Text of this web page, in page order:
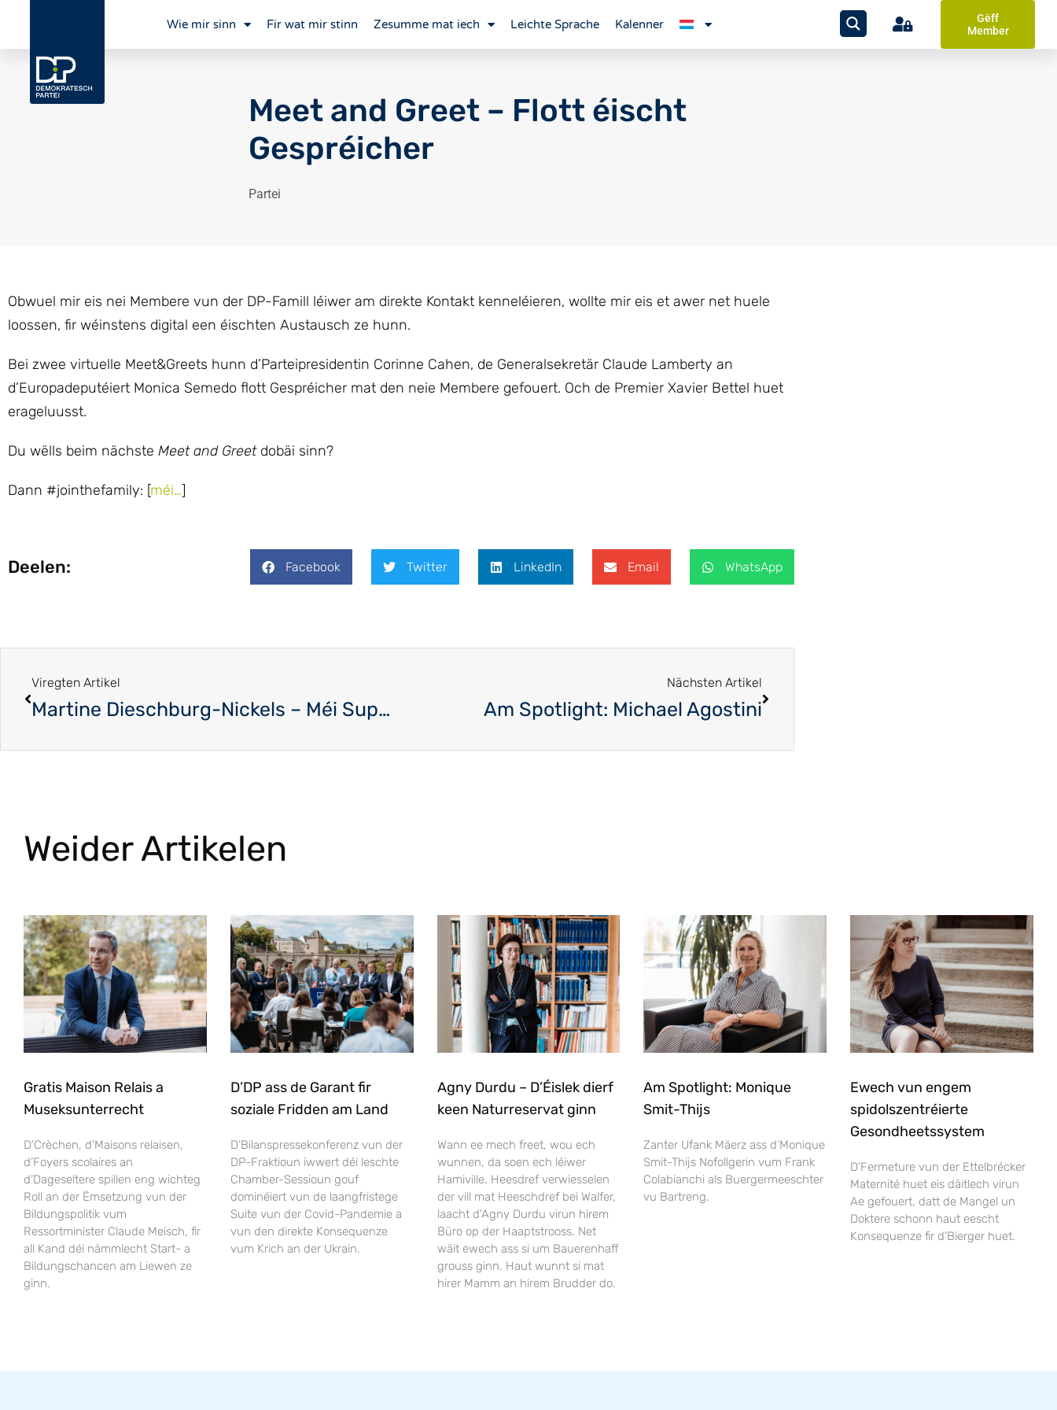
Wie mir sinn Fir wat mir stinn Zesumme mat iech Leichte Sprache Kalenner
Gëff
Member
Meet and Greet – Flott éischt
Gespréicher
Partei
Obwuel mir eis nei Membere vun der DP-Famill léiwer am direkte Kontakt kenneléieren, wollte mir eis et awer net huele
loossen, fir wéinstens digital een éischten Austausch ze hunn.
Bei zwee virtuelle Meet&Greets hunn d’Parteipresidentin Corinne Cahen, de Generalsekretär Claude Lamberty an
d’Europadeputéiert Monica Semedo flott Gespréicher mat den neie Membere gefouert. Och de Premier Xavier Bettel huet
erageluusst.
Du wëlls beim nächste Meet and Greetdobäi sinn?
Dann #jointhefamily: [méi…]
Deelen: Facebook Twitter LinkedIn Email WhatsApp
Viregten Artikel
Martine Dieschburg-Nickels – Méi Support fir d’Gemengen
Nächsten Artikel
Am Spotlight: Michael Agostini
Weider Artikelen
Gratis Maison Relais a
Museksunterrecht
D’Crèchen, d’Maisons relaisen,
d’Foyers scolaires an
d’Dageseltere spillen eng wichteg
Roll an der Ëmsetzung vun der
Bildungspolitik vum
Ressortminister Claude Meisch, fir
all Kand déi nämmlecht Start- a
Bildungschancen am Liewen ze
ginn.
D’DP ass de Garant fir
soziale Fridden am Land
D’Bilanspressekonferenz vun der
DP-Fraktioun iwwert déi leschte
Chamber-Sessioun gouf
dominéiert vun de laangfristege
Suite vun der Covid-Pandemie a
vun den direkte Konsequenze
vum Krich an der Ukrain.
Agny Durdu – D’Éislek dierf
keen Naturreservat ginn
Wann ee mech freet, wou ech
wunnen, da soen ech léiwer
Hamiville. Heesdref verwiesselen
der vill mat Heeschdref bei Walfer,
laacht d’Agny Durdu virun hirem
Büro op der Haaptstrooss. Net
wäit ewech ass si um Bauerenhaff
grouss ginn. Haut wunnt si mat
hirer Mamm an hirem Brudder do.
Am Spotlight: Monique
Smit-Thijs
Zanter Ufank Mäerz ass d’Monique
Smit-Thijs Nofollgerin vum Frank
Colabianchi als Buergermeeschter
vu Bartreng.
Ewech vun engem
spidolszentréierte
Gesondheetssystem
D’Fermeture vun der Ettelbrécker
Maternité huet eis däitlech virun
Ae gefouert, datt de Mangel un
Doktere schonn haut eescht
Konsequenze fir d’Bierger huet.